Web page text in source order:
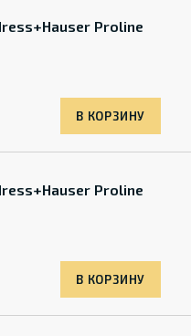
Proline
В КОРЗИНУ
Proline
В КОРЗИНУ